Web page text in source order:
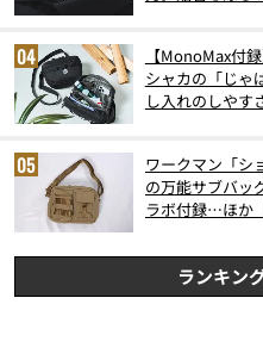
【MonoMax付
シャカの「じゃ
し入れのしやす
ワークマン「シ
の万能サブバッ
ラボ付録…ほか
ランキン